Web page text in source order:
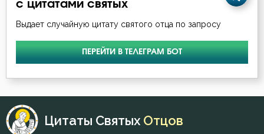
Ведение
Вечные муки
Воздаяние
с цитатами святых
Выдает случайную цитату святого отца по запросу
ПЕРЕЙТИ В ТЕЛЕГРАМ БОТ
Цитаты Святых Отцов